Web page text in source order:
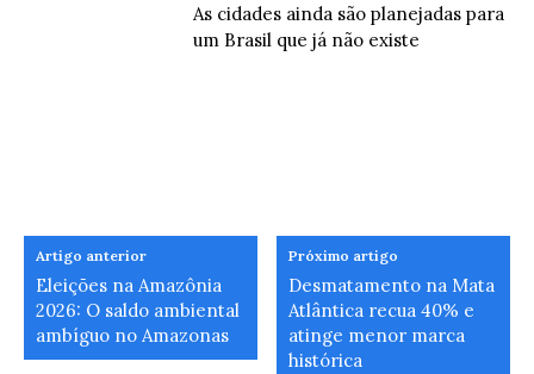
As cidades ainda são planejadas para
um Brasil que já não existe
Artigo anterior
Eleições na Amazônia
2026: O saldo ambiental
ambíguo no Amazonas
Próximo artigo
Desmatamento na Mata
Atlântica recua 40% e
atinge menor marca
histórica